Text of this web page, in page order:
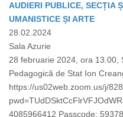
AUDIERI PUBLICE, SECȚIA
UMANISTICE ȘI ARTE
28.02.2024
Sala Azurie
28 februarie 2024, ora 13.00,
Pedagogică de Stat Ion
https://us02web.zoom.us/j/
4085966412 Passcode: